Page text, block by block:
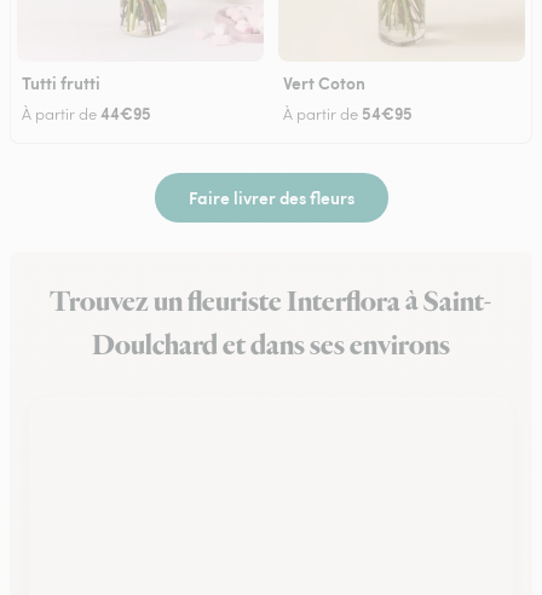
Tutti frutti
À partir de44€95
Vert Coton
À partir de 54€95
Faire livrer des fleurs
Trouvez un fleuriste Interflora à Saint-
Doulchard et dans ses environs